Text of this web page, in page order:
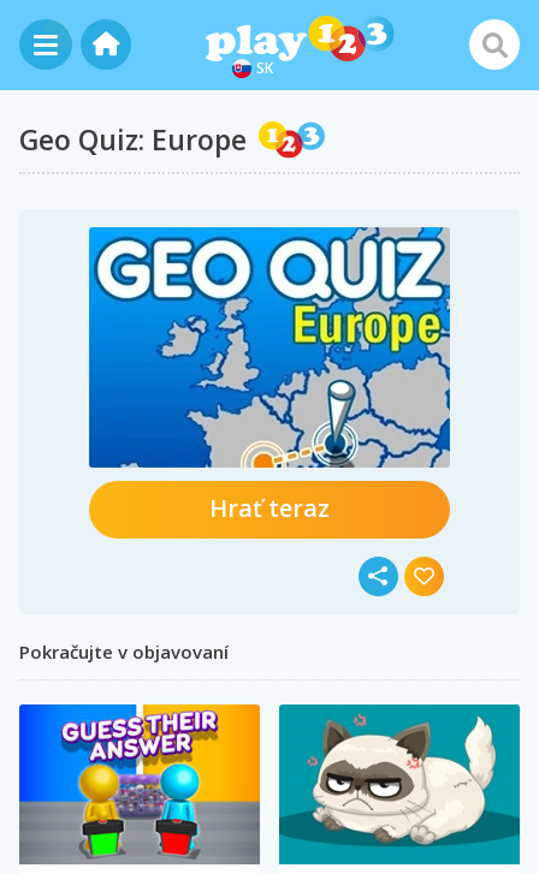
SK
Geo Quiz: Europe
Hrať teraz
Pokračujte v objavovaní